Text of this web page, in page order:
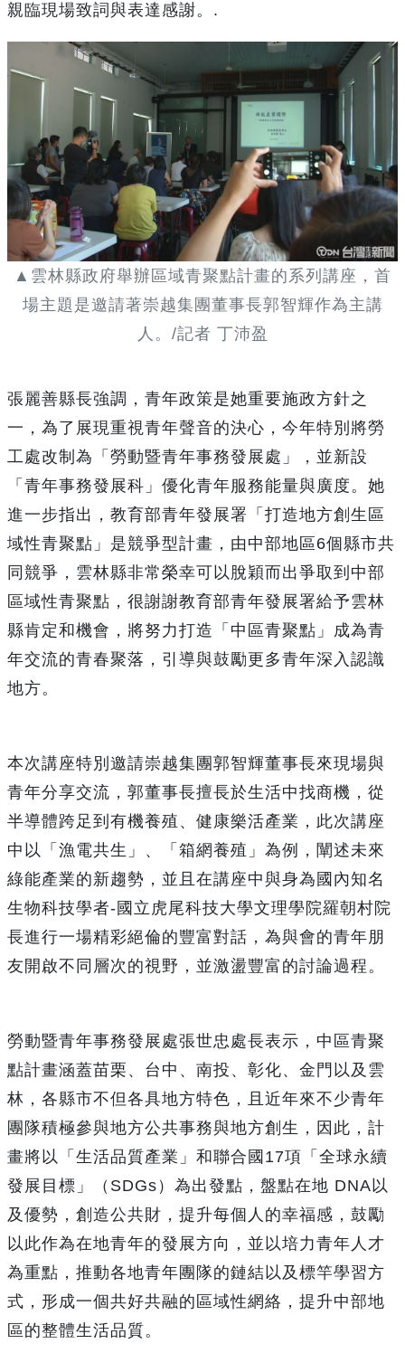
親臨現場致詞與表達感謝。.
▲雲林縣政府舉辦區域青聚點計畫的系列講座，首
場主題是邀請著崇越集團董事長郭智輝作為主講
人。/記者 丁沛盈
張麗善縣長強調，青年政策是她重要施政方針之
一，為了展現重視青年聲音的決心，今年特別將勞
工處改制為「勞動暨青年事務發展處」，並新設
「青年事務發展科」優化青年服務能量與廣度。她
進一步指出，教育部青年發展署「打造地方創生區
域性青聚點」是競爭型計畫，由中部地區6個縣市共
同競爭，雲林縣非常榮幸可以脫穎而出爭取到中部
區域性青聚點，很謝謝教育部青年發展署給予雲林
縣肯定和機會，將努力打造「中區青聚點」成為青
年交流的青春聚落，引導與鼓勵更多青年深入認識
地方。
本次講座特別邀請崇越集團郭智輝董事長來現場與
青年分享交流，郭董事長擅長於生活中找商機，從
半導體跨足到有機養殖、健康樂活產業，此次講座
中以「漁電共生」、「箱網養殖」為例，闡述未來
綠能產業的新趨勢，並且在講座中與身為國內知名
生物科技學者-國立虎尾科技大學文理學院羅朝村院
長進行一場精彩絕倫的豐富對話，為與會的青年朋
友開啟不同層次的視野，並激盪豐富的討論過程。
勞動暨青年事務發展處張世忠處長表示，中區青聚
點計畫涵蓋苗栗、台中、南投、彰化、金門以及雲
林，各縣市不但各具地方特色，且近年來不少青年
團隊積極參與地方公共事務與地方創生，因此，計
畫將以「生活品質產業」和聯合國17項「全球永續
發展目標」（SDGs）為出發點，盤點在地 DNA以
及優勢，創造公共財，提升每個人的幸福感，鼓勵
以此作為在地青年的發展方向，並以培力青年人才
為重點，推動各地青年團隊的鏈結以及標竿學習方
式，形成一個共好共融的區域性網絡，提升中部地
區的整體生活品質。